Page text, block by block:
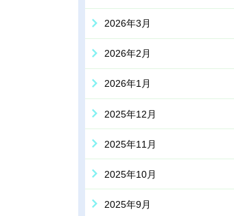
2026年3月
2026年2月
2026年1月
2025年12月
2025年11月
2025年10月
2025年9月